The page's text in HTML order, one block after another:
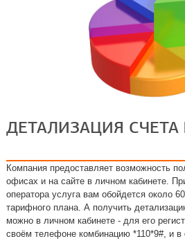
ДЕТАЛИЗАЦИЯ
Компания предоставляет возможность
офисах и на сайте в личном кабинете.
оператора услуга вам обойдется около
тарифного плана. А получить
можно в личном кабинете - для его
своём телефоне комбинацию *110*9#, и